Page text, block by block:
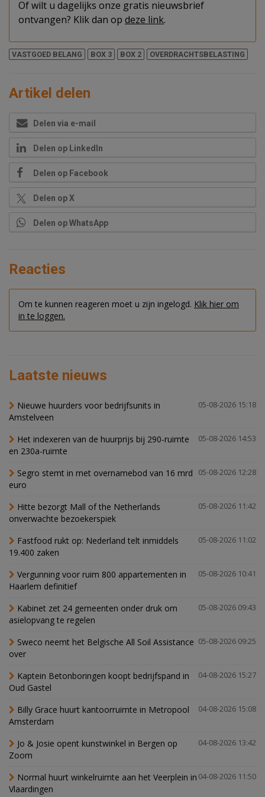
Of wilt u dagelijks onze gratis nieuwsbrief
ontvangen? Klik dan op deze link.
VASTGOED BELANG BOX 3 BOX 2 OVERDRACHTSBELASTING
Artikel delen
Delen via e-mail
Delen op LinkedIn
Delen op Facebook
Delen op X
Delen op WhatsApp
Reacties
Om te kunnen reageren moet u zijn ingelogd. Klik hier om
in te loggen.
Laatste nieuws
05-08-2026 15:18
Nieuwe huurders voor bedrijfsunits in
Amstelveen
05-08-2026 14:53
Het indexeren van de huurprijs bij 290-ruimte
en 230a-ruimte
05-08-2026 12:28
Segro stemt in met overnamebod van 16 mrd
euro
05-08-2026 11:42
Hitte bezorgt Mall of the Netherlands
onverwachte bezoekerspiek
05-08-2026 11:02
Fastfood rukt op: Nederland telt inmiddels
19.400 zaken
05-08-2026 10:41
Vergunning voor ruim 800 appartementen in
Haarlem definitief
05-08-2026 09:43
Kabinet zet 24 gemeenten onder druk om
asielopvang te regelen
05-08-2026 09:25
Sweco neemt het Belgische All Soil Assistance
over
04-08-2026 15:27
Kaptein Betonboringen koopt bedrijfspand in
Oud Gastel
04-08-2026 15:08
Billy Grace huurt kantoorruimte in Metropool
Amsterdam
04-08-2026 13:42
Jo & Josie opent kunstwinkel in Bergen op
Zoom
04-08-2026 11:50
Normal huurt winkelruimte aan het Veerplein in
Vlaardingen